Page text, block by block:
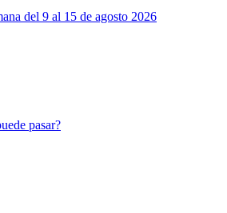
del 9 al 15 de agosto 2026
pasar?